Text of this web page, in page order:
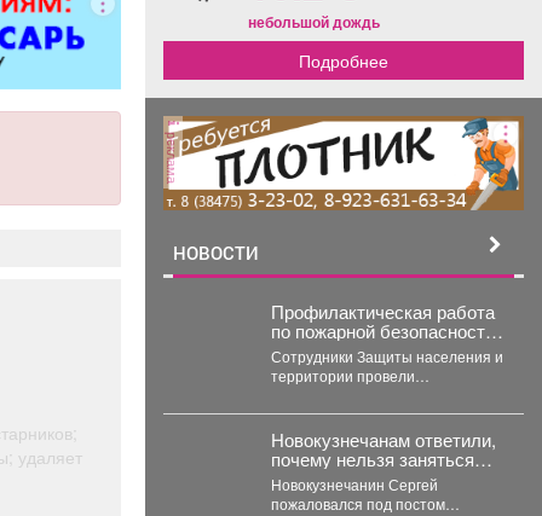
работ;
работы
скидка
удаляет
небольшой дождь
Подробнее
реклама
НОВОСТИ
Профилактическая работа
по пожарной безопасности
охватила все районы
Новокузнецка
Сотрудники Защиты населения и
территории провели
многоквартирных домов. Особое
внимание - противопожарному
состоянию...
Новокузнечанам ответили,
почему нельзя заняться
спортом на площадке
лицея
Новокузнечанин Сергей
пожаловался под постом